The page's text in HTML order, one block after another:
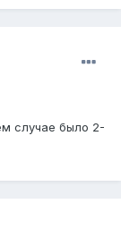
случае было 2-